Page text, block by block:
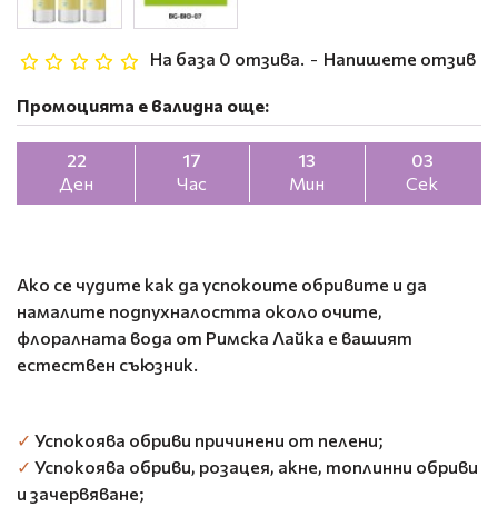
Ако се чудите как да успокоите обривите и да
намалите подпухналостта около очите,
флоралната вода от Римска Лайка е вашият
естествен съюзник.
✓ Успокоява обриви причинени от пелени;
✓ Успокоява обриви, розацея, акне, топлинни обриви
и зачервяване;
На база 0 отзива. - Напишете отзив
Промоцията е валидна още:
22
Ден
17
Час
13
Мин
02
Сек